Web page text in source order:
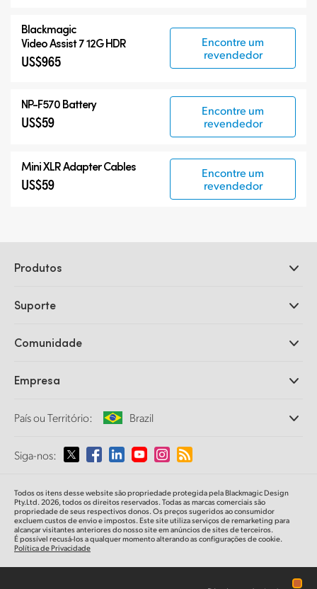
Blackmagic
Video Assist 7 12G HDR
US$965
Encontre um
revendedor
NP-F570 Battery
US$59
Encontre um
revendedor
Mini XLR Adapter Cables
US$59
Encontre um
revendedor
Produtos
DaVinci Resolve e Fusion
Ultimatte
Captura e Reprodução
Conversão de Padrões
Monitoramento
Armazenamento em Rede
Roteamento e Distribuição
Streaming e Codificação
Suporte
Central de Suporte Técnico
Comunidade
Empresa
Sobre a Blackmagic Design
Imprensa
País ou Território: Brazil
Selecione seu país ou território
Australia
Austria
Siga-nos:
Todos os itens desse website são propriedade protegida pela Blackmagic Design
Pty.Ltd. 2026, todos os direitos reservados. Todas as marcas comerciais são
propriedade de seus respectivos donos. Os preços sugeridos ao consumidor
excluem custos de envio e impostos. Este site utiliza serviços de remarketing para
alcançar visitantes anteriores do nosso site em anúncios de sites de terceiros.
É possível recusá-los a qualquer momento alterando as configurações de cookie.
Política de Privacidade